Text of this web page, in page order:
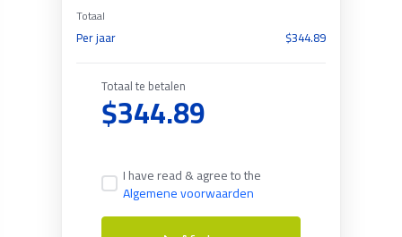
Totaal
Per jaar $344.89
Totaal te betalen
$344.89
I have read & agree to the
Algemene voorwaarden